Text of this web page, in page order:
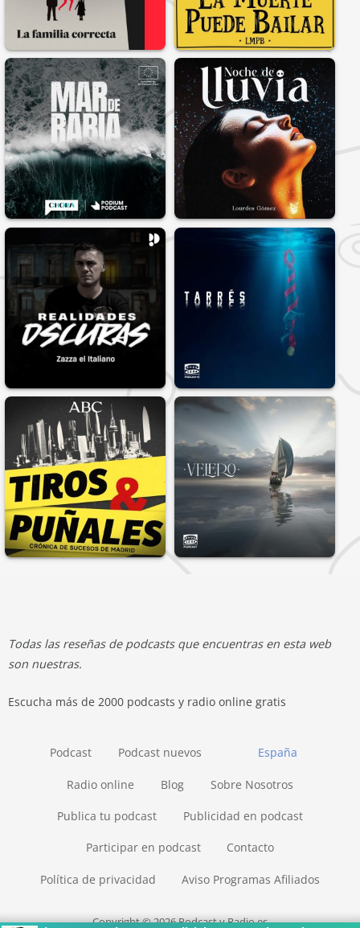
Todas las reseñas de podcasts que encuentras en esta web
son nuestras.
Escucha más de 2000 podcasts y radio online gratis
España
Podcast Podcast nuevos
Radio online Blog Sobre Nosotros
Publica tu podcast Publicidad en podcast
Participar en podcast Contacto
Política de privacidad Aviso Programas Afiliados
Copyright © 2026 Podcast y Radio.es